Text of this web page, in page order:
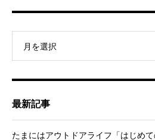
月を選択
最新記事
たまにはアウトドアライフ「はじめ